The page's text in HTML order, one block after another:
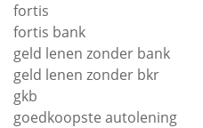
fortis
fortis bank
geld lenen zonder bank
geld lenen zonder bkr
gkb
goedkoopste autolening